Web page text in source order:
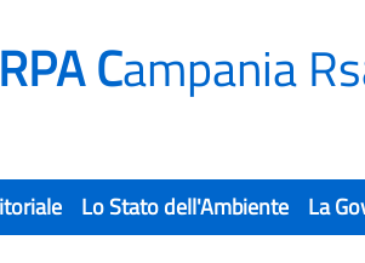
Campania
Lo Stato dell'Ambiente La